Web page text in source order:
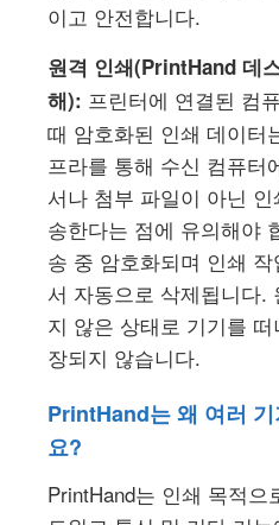
이고 안전합니다.
원격 인쇄(PrintHand 데
해): 프린터에 연결된 컴
때 암호화된 인쇄 데이터
프라를 통해 수신 컴퓨터
서나 첨부 파일이 아닌
송한다는 점에 유의해야
송 중 암호화되며 인쇄
서 자동으로 삭제됩니다.
지 않은 상태로 기기를
장되지 않습니다.
PrintHand는 왜 여러
요?
PrintHand는 인쇄 목적